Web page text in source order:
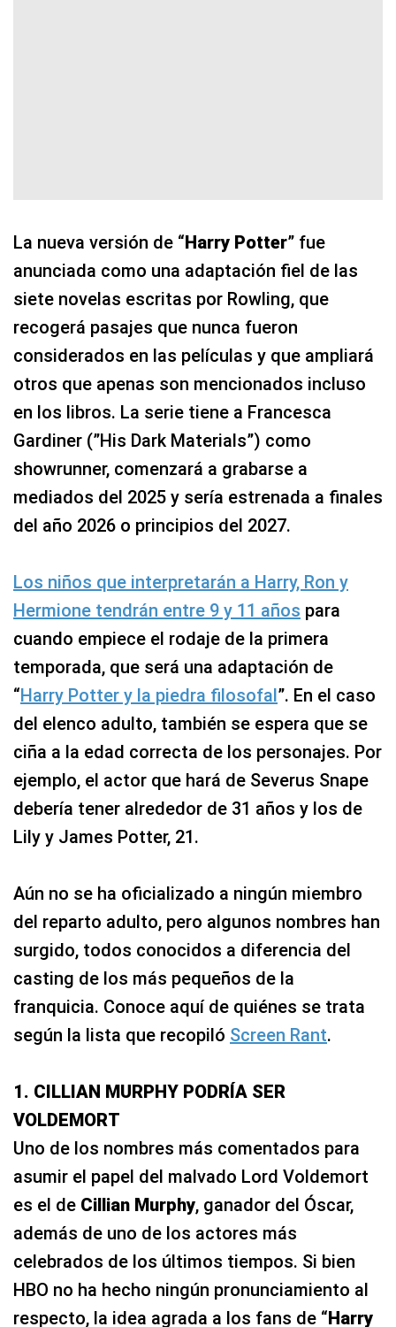
La nueva versión de “Harry Potter” fue
anunciada como una adaptación fiel de las
siete novelas escritas por Rowling, que
recogerá pasajes que nunca fueron
considerados en las películas y que ampliará
otros que apenas son mencionados incluso
en los libros. La serie tiene a Francesca
Gardiner (”His Dark Materials”) como
showrunner, comenzará a grabarse a
mediados del 2025 y sería estrenada a finales
del año 2026 o principios del 2027.
Los niños que interpretarán a Harry, Ron y
Hermione tendrán entre 9 y 11 años para
cuando empiece el rodaje de la primera
temporada, que será una adaptación de
“Harry Potter y la piedra filosofal”. En el caso
del elenco adulto, también se espera que se
ciña a la edad correcta de los personajes. Por
ejemplo, el actor que hará de Severus Snape
debería tener alrededor de 31 años y los de
Lily y James Potter, 21.
Aún no se ha oficializado a ningún miembro
del reparto adulto, pero algunos nombres han
surgido, todos conocidos a diferencia del
casting de los más pequeños de la
franquicia. Conoce aquí de quiénes se trata
según la lista que recopiló Screen Rant.
1. CILLIAN MURPHY PODRÍA SER
VOLDEMORT
Uno de los nombres más comentados para
asumir el papel del malvado Lord Voldemort
es el de Cillian Murphy, ganador del Óscar,
además de uno de los actores más
celebrados de los últimos tiempos. Si bien
HBO no ha hecho ningún pronunciamiento al
respecto, la idea agrada a los fans de “Harry